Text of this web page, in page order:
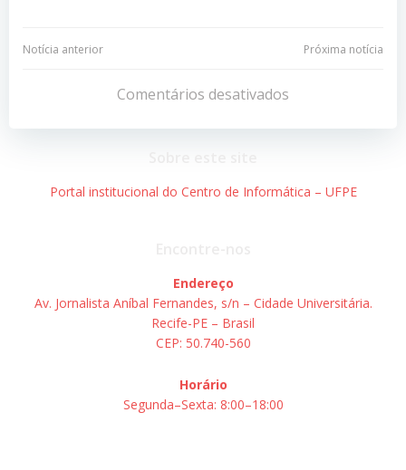
Navegação
Post
Notícia anterior
Navegação
de
Post
Próxima notícia
Comentários desativados
Portal institucional do Centro de Informática – UFPE
Endereço
Av. Jornalista Aníbal Fernandes, s/n – Cidade Universitária.
Recife-PE – Brasil
CEP: 50.740-560
Horário
Segunda–Sexta: 8:00–18:00